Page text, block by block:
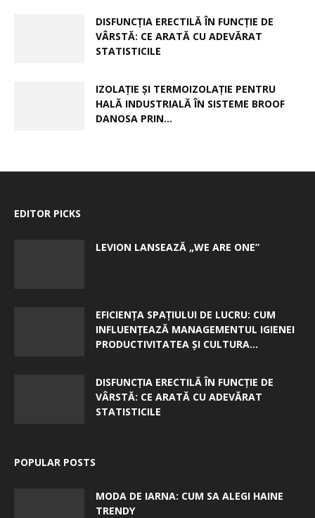
DISFUNCȚIA ERECTILĂ ÎN FUNCȚIE DE
VÂRSTĂ: CE ARATĂ CU ADEVĂRAT
STATISTICILE
IZOLAȚIE ȘI TERMOIZOLAȚIE PENTRU
HALĂ INDUSTRIALĂ ÎN SISTEME BROOF
DANOSA PRIN...
EDITOR PICKS
LEVION LANSEAZĂ „WE ARE ONE”
EFICIENȚA SPAȚIULUI DE LUCRU: CUM
INFLUENȚEAZĂ MANAGEMENTUL IGIENEI
PRODUCTIVITATEA ȘI CULTURA...
DISFUNCȚIA ERECTILĂ ÎN FUNCȚIE DE
VÂRSTĂ: CE ARATĂ CU ADEVĂRAT
STATISTICILE
POPULAR POSTS
MODA DE IARNA: CUM SA ALEGI HAINE
TRENDY